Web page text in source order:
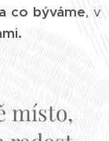
co býváme, v
místo,